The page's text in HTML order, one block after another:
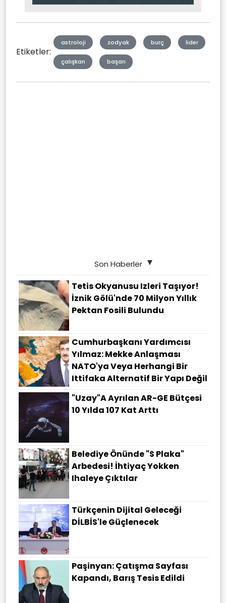
Etiketler:
astroloji zodyak burç lider
çalışkan başarı
Son Haberler
Tetis Okyanusu Izleri Taşıyor!
İznik Gölü'nde 70 Milyon Yıllık
Pektan Fosili Bulundu
Cumhurbaşkanı Yardımcısı
Yılmaz: Mekke Anlaşması
NATO'ya Veya Herhangi Bir
Ittifaka Alternatif Bir Yapı Değil
"Uzay"a Ayrılan AR-GE Bütçesi
10 Yılda 107 Kat Arttı
Belediye Önünde "S Plaka"
Arbedesi! İhtiyaç Yokken
Ihaleye Çıktılar
Türkçenin Dijital Geleceği
DİLBİS'le Güçlenecek
Paşinyan: Çatışma Sayfası
Kapandı, Barış Tesis Edildi